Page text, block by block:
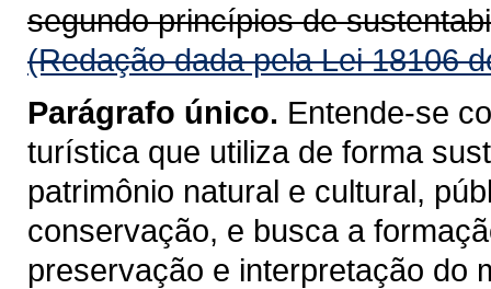
segundo princípios de
(Redação dada pela Lei 18106
Parágrafo único. Entende-se
turística que utiliza de forma
patrimônio natural e cultural,
conservação, e busca a
preservação e interpretação do